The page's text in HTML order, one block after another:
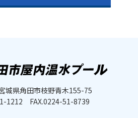
城県角田市枝野青木155-75
1212
FAX.0224-51-8739